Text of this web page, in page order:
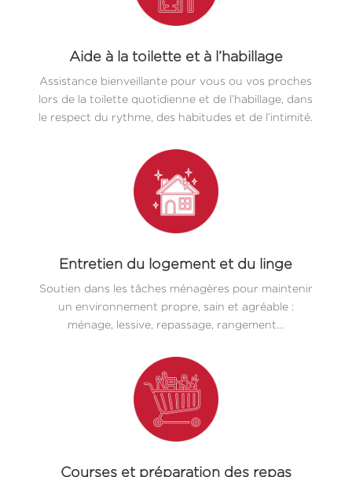
Aide à la toilette et à l’habillage
Assistance bienveillante pour vous ou vos proches
lors de la toilette quotidienne et de l’habillage, dans
le respect du rythme, des habitudes et de l’intimité.
Entretien du logement et du linge
Soutien dans les tâches ménagères pour maintenir
un environnement propre, sain et agréable :
ménage, lessive, repassage, rangement…
Courses et préparation des repas